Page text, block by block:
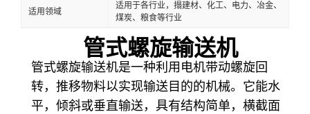
适用领域
适用于各行业，搨建材、化工、电力、冶金、
煤炭、粮食等行业
管式螺旋输送机
管式螺旋输送机是一种利用电机带动螺旋回
转，推移物料以实现输送目的的机械。它能水
平，倾斜或垂直输送，具有结构简单，横截面